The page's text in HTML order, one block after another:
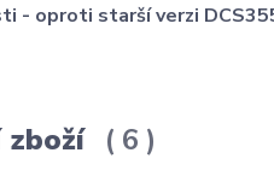
- oproti starší verzi
zboží 6